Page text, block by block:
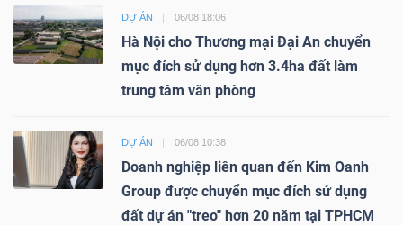
DỰ ÁN 06/08 18:06
Hà Nội cho Thương mại Đại An chuyển
mục đích sử dụng hơn 3.4ha đất làm
trung tâm văn phòng
DỰ ÁN 06/08 10:38
Doanh nghiệp liên quan đến Kim Oanh
Group được chuyển mục đích sử dụng
đất dự án "treo" hơn 20 năm tại TPHCM